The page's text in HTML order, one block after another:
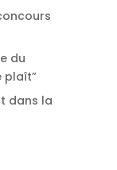
du
plaît”
dans la